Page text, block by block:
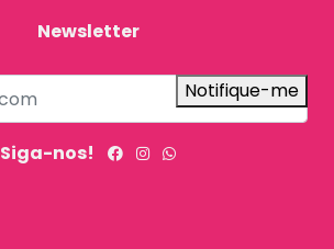
Newsletter
Notifique-me
Siga-nos!